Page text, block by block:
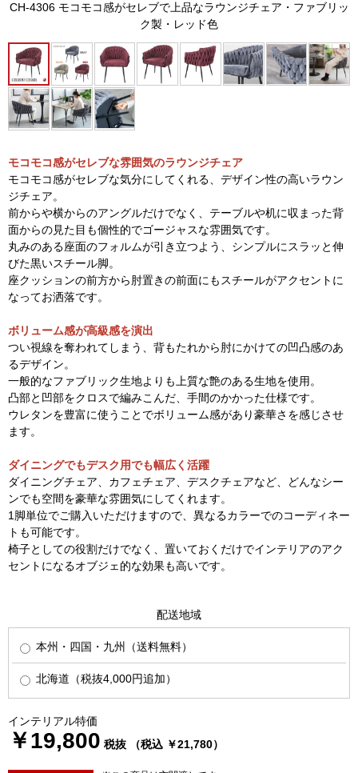
CH-4306 モコモコ感がセレブで上品なラウンジチェア・ファブリッ
ク製・レッド色
モコモコ感がセレブな雰囲気のラウンジチェア
モコモコ感がセレブな気分にしてくれる、デザイン性の高いラウン
ジチェア。
前からや横からのアングルだけでなく、テーブルや机に収まった背
面からの見た目も個性的でゴージャスな雰囲気です。
丸みのある座面のフォルムが引き立つよう、シンプルにスラッと伸
びた黒いスチール脚。
座クッションの前方から肘置きの前面にもスチールがアクセントに
なってお洒落です。
ボリューム感が高級感を演出
つい視線を奪われてしまう、背もたれから肘にかけての凹凸感のあ
るデザイン。
一般的なファブリック生地よりも上質な艶のある生地を使用。
凸部と凹部をクロスで編みこんだ、手間のかかった仕様です。
ウレタンを豊富に使うことでボリューム感があり豪華さを感じさせ
ます。
ダイニングでもデスク用でも幅広く活躍
ダイニングチェア、カフェチェア、デスクチェアなど、どんなシー
ンでも空間を豪華な雰囲気にしてくれます。
1脚単位でご購入いただけますので、異なるカラーでのコーディネー
トも可能です。
椅子としての役割だけでなく、置いておくだけでインテリアのアク
セントになるオブジェ的な効果も高いです。
配送地域
本州・四国・九州（送料無料）
北海道（税抜4,000円追加）
インテリアル特価
￥19,800 税抜 （税込 ￥21,780）